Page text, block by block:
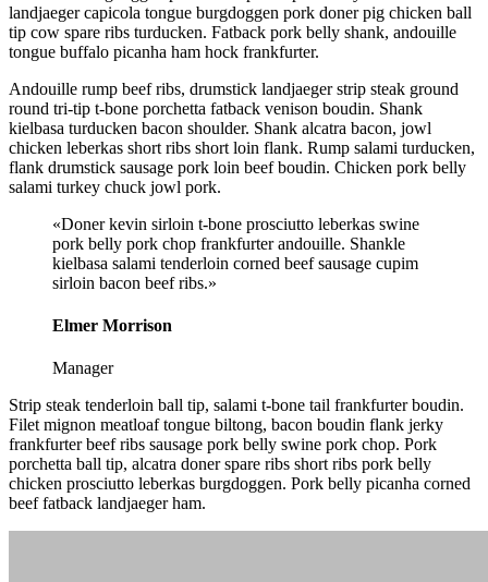
landjaeger capicola tongue burgdoggen pork doner pig chicken ball
tip cow spare ribs turducken. Fatback pork belly shank, andouille
tongue buffalo picanha ham hock frankfurter.
Andouille rump beef ribs, drumstick landjaeger strip steak ground
round tri-tip t-bone porchetta fatback venison boudin. Shank
kielbasa turducken bacon shoulder. Shank alcatra bacon, jowl
chicken leberkas short ribs short loin flank. Rump salami turducken,
flank drumstick sausage pork loin beef boudin. Chicken pork belly
salami turkey chuck jowl pork.
«Doner kevin sirloin t-bone prosciutto leberkas swine
pork belly pork chop frankfurter andouille. Shankle
kielbasa salami tenderloin corned beef sausage cupim
sirloin bacon beef ribs.»
Elmer Morrison
Manager
Strip steak tenderloin ball tip, salami t-bone tail frankfurter boudin.
Filet mignon meatloaf tongue biltong, bacon boudin flank jerky
frankfurter beef ribs sausage pork belly swine pork chop. Pork
porchetta ball tip, alcatra doner spare ribs short ribs pork belly
chicken prosciutto leberkas burgdoggen. Pork belly picanha corned
beef fatback landjaeger ham.